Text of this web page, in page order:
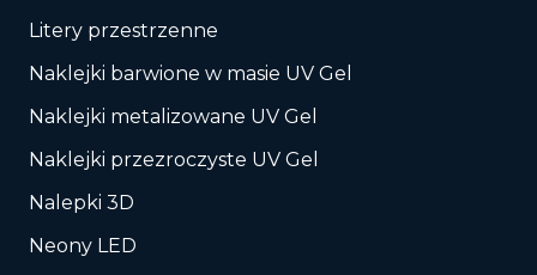
Litery przestrzenne
Naklejki barwione w masie UV Gel
Naklejki metalizowane UV Gel
Naklejki przezroczyste UV Gel
Nalepki 3D
Neony LED